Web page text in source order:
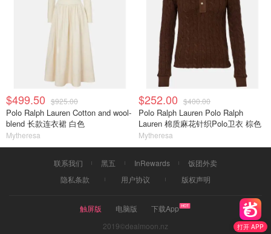
打开 APP
$499.50 $925.00
Polo Ralph Lauren Cotton and wool-
blend 长款连衣裙 白色
Mytheresa
$252.00 $400.00
Polo Ralph Lauren Polo Ralph
Lauren 棉质麻花针织Polo卫衣 棕色
Mytheresa
联系我们 黑五 InRewards
饭团外卖
隐私条款
用户协议 版权声明
触屏版 电脑版
下载App
2019©dealmoon.nz